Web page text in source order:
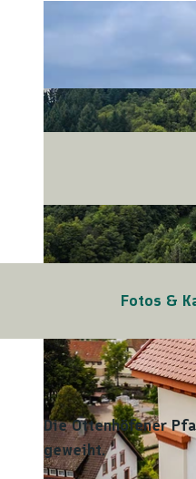
Fotos &
Die Ottenhöfener
geweiht.